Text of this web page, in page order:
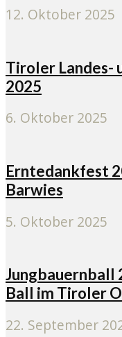
12. Oktober 2025
Tiroler Landes-
2025
6. Oktober 2025
Erntedankfest
Barwies
5. Oktober 2025
Jungbauernball
Ball im Tiroler
22. September